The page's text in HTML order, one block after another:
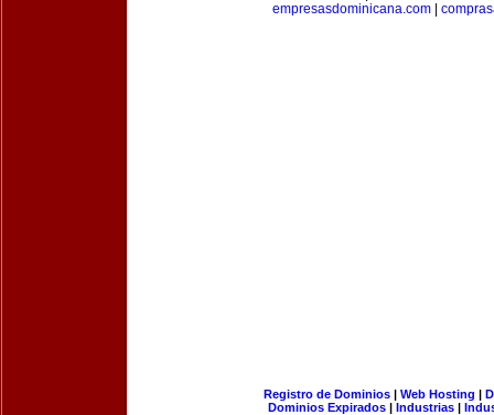
empresasdominicana.com
Registro de Dominios| Web Hosting |
Dominios Expirados | Industrias |